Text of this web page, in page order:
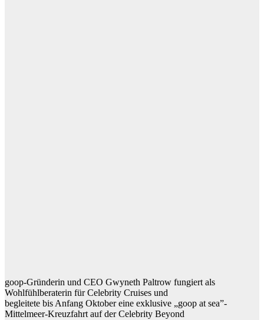
goop-Gründerin und CEO Gwyneth Paltrow fungiert als
Wohlfühlberaterin für Celebrity Cruises und
begleitete bis Anfang Oktober eine exklusive „goop at sea”-
Mittelmeer-Kreuzfahrt auf der Celebrity Beyond